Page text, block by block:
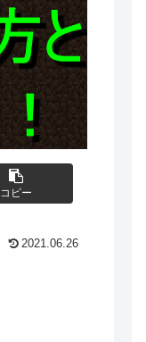
コピー
2021.06.26